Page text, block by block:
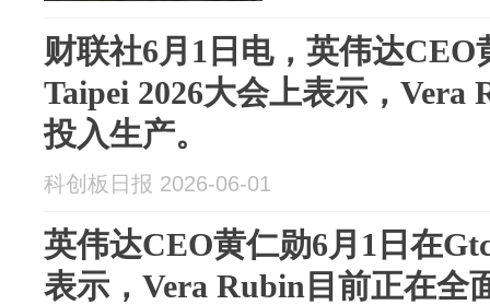
财联社6月1日电，英伟达CEO
Taipei 2026大会上表示，Vera
投入生产。
科创板日报 2026-06-01
英伟达CEO黄仁勋6月1日在
表示，Vera Rubin目前正在全